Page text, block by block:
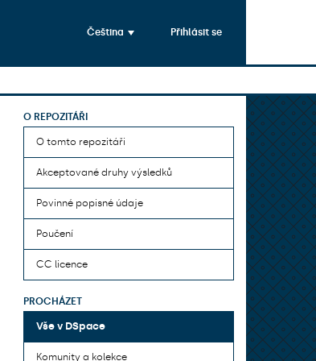
Čeština Přihlásit se
O REPOZITÁŘI
O tomto repozitáři
Akceptované druhy výsledků
Povinné popisné údaje
Poučení
CC licence
PROCHÁZET
Vše v DSpace
Komunity a kolekce